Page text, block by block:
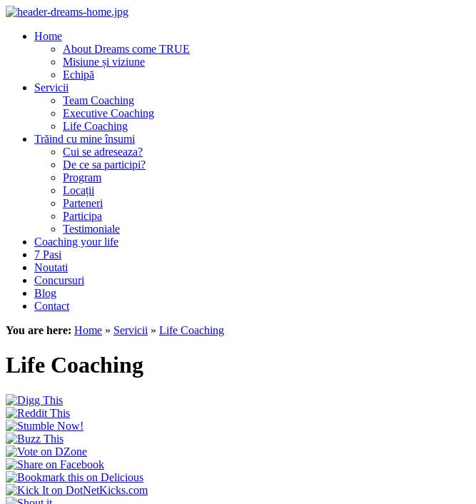
Home
About Dreams come TRUE
Misiune și viziune
Echipă
Servicii
Team Coaching
Executive Coaching
Life Coaching
Trăind cu mine însumi
Cui se adreseaza?
De ce sa participi?
Program
Locații
Parteneri
Participa
Testimoniale
Coaching your life
7 Pasi
Noutati
Concursuri
Blog
Contact
You are here: Home » Servicii » Life Coaching
Life Coaching